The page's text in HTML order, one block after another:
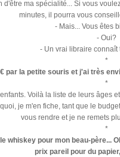
d'être ma spécialité... Si vous
minutes, il pourra vous
- Mais... Vous êtes
- Oui?
- Un vrai libraire connaît
*
par la petite souris et j'ai très
*
Voilà la liste de leurs âges
je m'en fiche, tant que le
vous rendre et je ne remets
*
whiskey pour mon beau-père...
prix pareil pour du